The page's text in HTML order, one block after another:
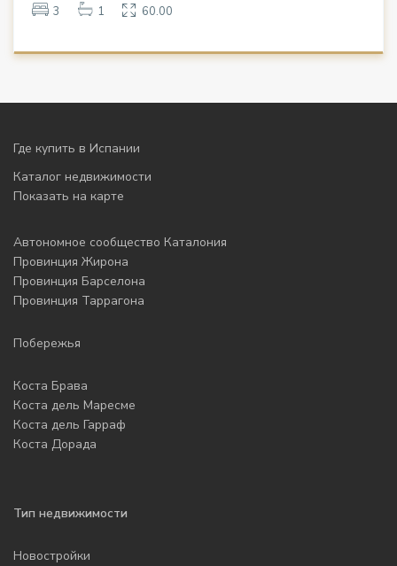
3 1 60.00
Где купить в Испании
Каталог недвижимости
Показать на карте
Автономное сообщество Каталония
Провинция Жирона
Провинция Барселона
Провинция Таррагона
Побережья
Коста Брава
Коста дель Маресме
Коста дель Гарраф
Коста Дорада
Тип недвижимости
Новостройки